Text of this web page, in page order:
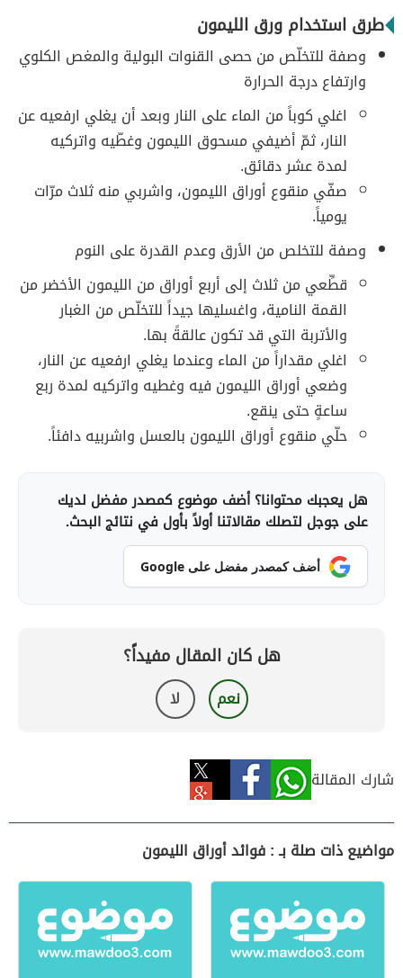
طرق استخدام ورق الليمون
وصفة للتخلّص من حصى القنوات البولية والمغص الكلوي
وارتفاع درجة الحرارة
اغلي كوباً من الماء على النار وبعد أن يغلي ارفعيه عن
النار، ثمّ أضيفي مسحوق الليمون وغطّيه واتركيه
لمدة عشر دقائق.
صفّي منقوع أوراق الليمون، واشربي منه ثلاث مرّات
يومياً.
وصفة للتخلص من الأرق وعدم القدرة على النوم
قطِّعي من ثلاث إلى أربع أوراق من الليمون الأخضر من
القمة النامية، واغسليها جيداً للتخلّص من الغبار
والأتربة التي قد تكون عالقةً بها.
اغلي مقداراً من الماء وعندما يغلي ارفعيه عن النار،
وضعي أوراق الليمون فيه وغطيه واتركيه لمدة ربع
ساعةٍ حتى ينقع.
حلّي منقوع أوراق الليمون بالعسل واشربيه دافئاً.
هل يعجبك محتوانا؟ أضف موضوع كمصدر مفضل لديك
على جوجل لتصلك مقالاتنا أولاً بأول في نتائج البحث.
أضف كمصدر مفضل على Google
هل كان المقال مفيداً؟
نعم لا
شارك المقالة
مواضيع ذات صلة بـ : فوائد أوراق الليمون